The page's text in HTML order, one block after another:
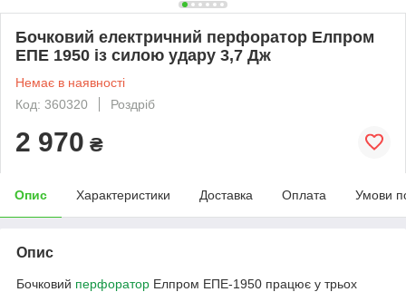
Бочковий електричний перфоратор Елпром
ЕПЕ 1950 із силою удару 3,7 Дж
Немає в наявності
Код: 360320
Роздріб
2 970 ₴
Опис Характеристики Доставка Оплата Умови
Опис
Бочковий перфоратор Елпром ЕПЕ-1950 працює у трьох